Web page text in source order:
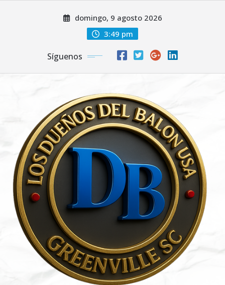
domingo, 9 agosto 2026
3:49 pm
Síguenos